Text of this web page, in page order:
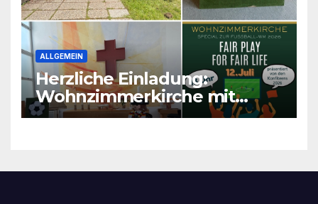
ALLGEMEIN
Herzliche Einladung:
Wohnzimmerkirche mit
unseren Konfis